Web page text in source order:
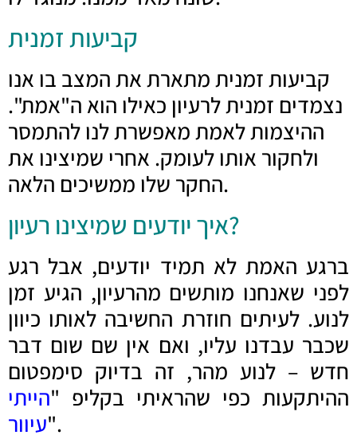
קביעות זמנית
קביעות זמנית מתארת את המצב בו אנו
נצמדים זמנית לרעיון כאילו הוא ה"אמת".
ההיצמות לאמת מאפשרת לנו להתמסר
ולחקור אותו לעומק. אחרי שמיצינו את
החקר שלו ממשיכים הלאה.
איך יודעים שמיצינו רעיון?
ברגע האמת לא תמיד יודעים, אבל רגע
לפני שאנחנו מותשים מהרעיון, הגיע זמן
לנוע. לעיתים חוזרת החשיבה לאותו כיוון
שכבר עבדנו עליו, ואם אין שם שום דבר
חדש – לנוע מהר, זה בדיוק סימפטום
ההיתקעות כפי שהראיתי בקליפ "הייתי
עיוור".